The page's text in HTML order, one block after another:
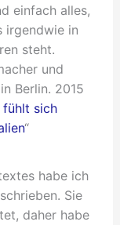
einfach alles,
irgendwie in
steht.
und
Berlin. 2015
fühlt sich
“
habe ich
Sie
daher habe